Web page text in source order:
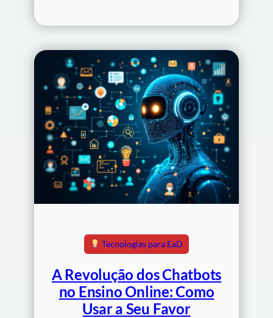
Tecnologias para EaD
A Revolução dos Chatbots
no Ensino Online: Como
Usar a Seu Favor